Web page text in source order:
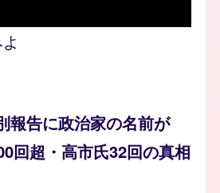
報告に政治家の名前が
回超・高市氏32回の真相